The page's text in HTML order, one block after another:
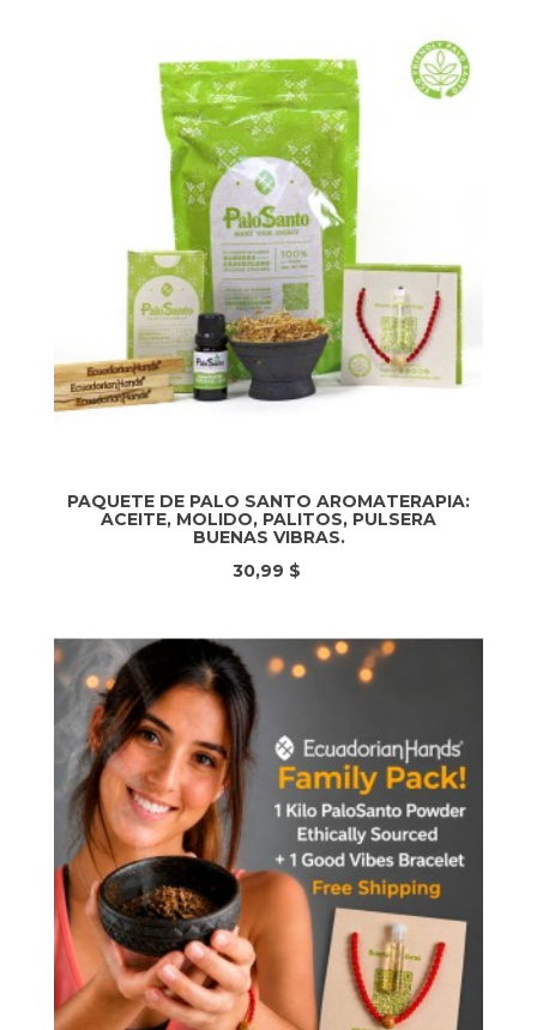
PAQUETE DE PALO SANTO AROMATERAPIA:
ACEITE, MOLIDO, PALITOS, PULSERA
BUENAS VIBRAS.
30,99 $